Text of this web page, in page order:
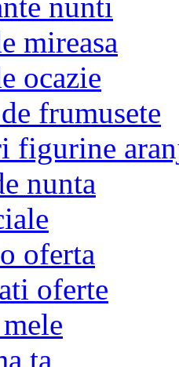
mireasa
ocazie
frumusete
figurine
nunta
oferta
oferte
ta